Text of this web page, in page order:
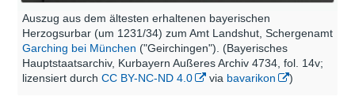
Auszug aus dem ältesten erhaltenen bayerischen
Herzogsurbar (um 1231/34) zum Amt Landshut, Schergenamt
Garching bei München ("Geirchingen"). (Bayerisches
Hauptstaatsarchiv, Kurbayern Außeres Archiv 4734, fol. 14v;
lizensiert durch CC BY-NC-ND 4.0 via bavarikon )